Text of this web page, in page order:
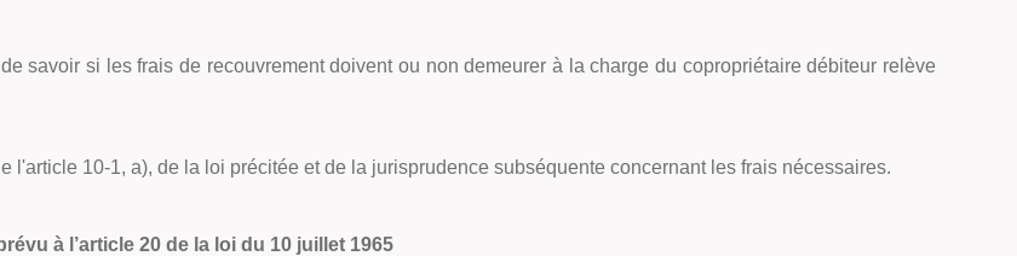
savoir si les frais de recouvrement doivent ou non demeurer à la charge du copropriétaire débiteur relève
l'article 10-1, a), de la loi précitée et de la jurisprudence subséquente concernant les frais nécessaires.
à l’article 20 de la loi du 10 juillet 1965